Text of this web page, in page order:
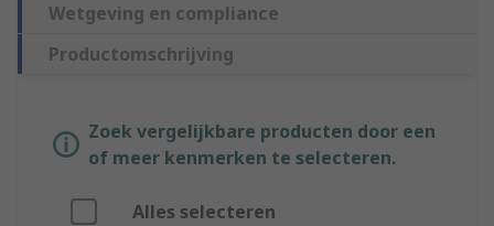
Wetgeving en compliance
Productomschrijving
Zoek vergelijkbare producten door een
of meer kenmerken te selecteren.
Alles selecteren